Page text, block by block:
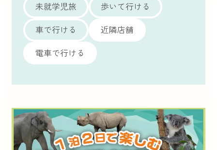
未就学児旅
歩いて行ける
車で行ける
近隣店舗
電車で行ける